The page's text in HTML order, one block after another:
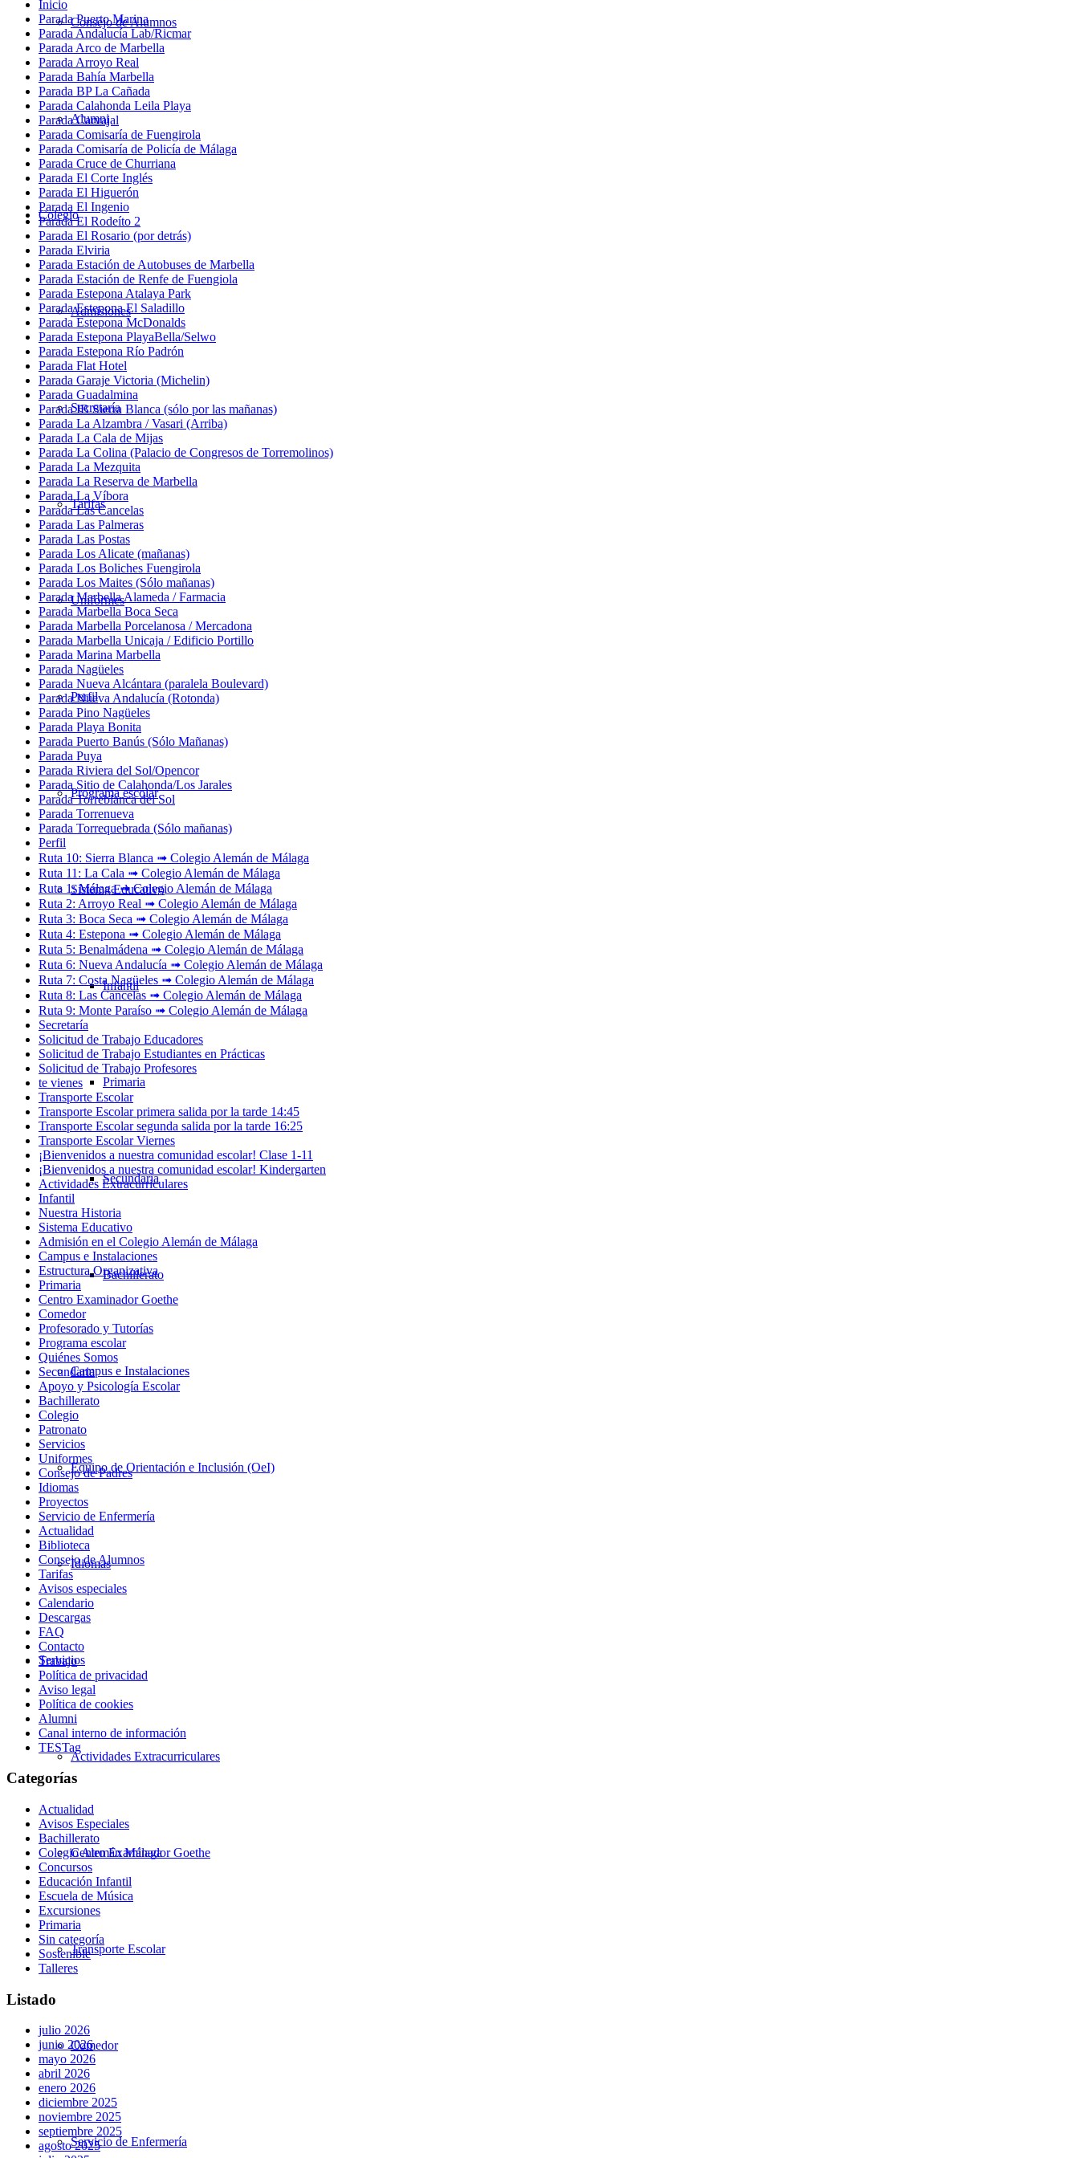
Consejo de Alumnos
Alumni
Colegio
Admisiones
Secretaría
Tarifas
Uniformes
Perfil
Programa escolar
Sistema Educativo
Infantil
Primaria
Secundaria
Bachillerato
Campus e Instalaciones
Equipo de Orientación e Inclusión (OeI)
Idiomas
Servicios
Actividades Extracurriculares
Centro Examinador Goethe
Transporte Escolar
Comedor
Servicio de Enfermería
Inicio
Parada Puerto Marina
Parada Andalucía Lab/Ricmar
Parada Arco de Marbella
Parada Arroyo Real
Parada Bahía Marbella
Parada BP La Cañada
Parada Calahonda Leila Playa
Parada Carvajal
Parada Comisaría de Fuengirola
Parada Comisaría de Policía de Málaga
Parada Cruce de Churriana
Parada El Corte Inglés
Parada El Higuerón
Parada El Ingenio
Parada El Rodeíto 2
Parada El Rosario (por detrás)
Parada Elviria
Parada Estación de Autobuses de Marbella
Parada Estación de Renfe de Fuengiola
Parada Estepona Atalaya Park
Parada Estepona El Saladillo
Parada Estepona McDonalds
Parada Estepona PlayaBella/Selwo
Parada Estepona Río Padrón
Parada Flat Hotel
Parada Garaje Victoria (Michelin)
Parada Guadalmina
Parada IB Sierra Blanca (sólo por las mañanas)
Parada La Alzambra / Vasari (Arriba)
Parada La Cala de Mijas
Parada La Colina (Palacio de Congresos de Torremolinos)
Parada La Mezquita
Parada La Reserva de Marbella
Parada La Víbora
Parada Las Cancelas
Parada Las Palmeras
Parada Las Postas
Parada Los Alicate (mañanas)
Parada Los Boliches Fuengirola
Parada Los Maites (Sólo mañanas)
Parada Marbella Alameda / Farmacia
Parada Marbella Boca Seca
Parada Marbella Porcelanosa / Mercadona
Parada Marbella Unicaja / Edificio Portillo
Parada Marina Marbella
Parada Nagüeles
Parada Nueva Alcántara (paralela Boulevard)
Parada Nueva Andalucía (Rotonda)
Parada Pino Nagüeles
Parada Playa Bonita
Parada Puerto Banús (Sólo Mañanas)
Parada Puya
Parada Riviera del Sol/Opencor
Parada Sitio de Calahonda/Los Jarales
Parada Torreblanca del Sol
Parada Torrenueva
Parada Torrequebrada (Sólo mañanas)
Perfil
Ruta 10: Sierra Blanca ➟ Colegio Alemán de Málaga
Ruta 11: La Cala ➟ Colegio Alemán de Málaga
Ruta 1: Málaga ➟ Colegio Alemán de Málaga
Ruta 2: Arroyo Real ➟ Colegio Alemán de Málaga
Ruta 3: Boca Seca ➟ Colegio Alemán de Málaga
Ruta 4: Estepona ➟ Colegio Alemán de Málaga
Ruta 5: Benalmádena ➟ Colegio Alemán de Málaga
Ruta 6: Nueva Andalucía ➟ Colegio Alemán de Málaga
Ruta 7: Costa Nagüeles ➟ Colegio Alemán de Málaga
Ruta 8: Las Cancelas ➟ Colegio Alemán de Málaga
Ruta 9: Monte Paraíso ➟ Colegio Alemán de Málaga
Secretaría
Solicitud de Trabajo Educadores
Solicitud de Trabajo Estudiantes en Prácticas
Solicitud de Trabajo Profesores
te vienes
Transporte Escolar
Transporte Escolar primera salida por la tarde 14:45
Transporte Escolar segunda salida por la tarde 16:25
Transporte Escolar Viernes
¡Bienvenidos a nuestra comunidad escolar! Clase 1-11
¡Bienvenidos a nuestra comunidad escolar! Kindergarten
Actividades Extracurriculares
Infantil
Nuestra Historia
Sistema Educativo
Admisión en el Colegio Alemán de Málaga
Campus e Instalaciones
Estructura Organizativa
Primaria
Centro Examinador Goethe
Comedor
Profesorado y Tutorías
Programa escolar
Quiénes Somos
Secundaria
Apoyo y Psicología Escolar
Bachillerato
Colegio
Patronato
Servicios
Uniformes
Consejo de Padres
Idiomas
Proyectos
Servicio de Enfermería
Actualidad
Biblioteca
Consejo de Alumnos
Tarifas
Avisos especiales
Calendario
Descargas
FAQ
Contacto
Trabajo
Política de privacidad
Aviso legal
Política de cookies
Alumni
Canal interno de información
TESTag
Categorías
Actualidad
Avisos Especiales
Bachillerato
Colegio Alemán Málaga
Concursos
Educación Infantil
Escuela de Música
Excursiones
Primaria
Sin categoría
Sostenible
Talleres
Listado
julio 2026
junio 2026
mayo 2026
abril 2026
enero 2026
diciembre 2025
noviembre 2025
septiembre 2025
agosto 2025